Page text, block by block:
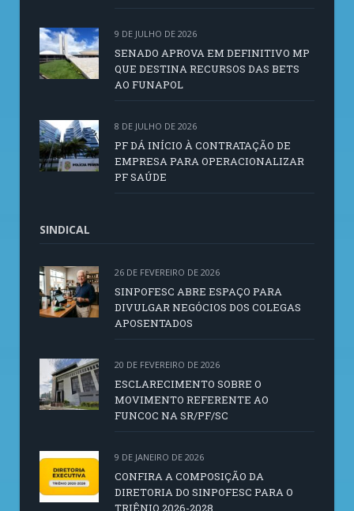
9 DE JULHO DE 2026
SENADO APROVA EM DEFINITIVO MP
QUE DESTINA RECURSOS DAS BETS
AO FUNAPOL
8 DE JULHO DE 2026
PF DÁ INÍCIO À CONTRATAÇÃO DE
EMPRESA PARA OPERACIONALIZAR
PF SAÚDE
SINDICAL
26 DE FEVEREIRO DE 2026
SINPOFESC ABRE ESPAÇO PARA
DIVULGAR NEGÓCIOS DOS COLEGAS
APOSENTADOS
20 DE FEVEREIRO DE 2026
ESCLARECIMENTO SOBRE O
MOVIMENTO REFERENTE AO
FUNCOC NA SR/PF/SC
9 DE JANEIRO DE 2026
CONFIRA A COMPOSIÇÃO DA
DIRETORIA DO SINPOFESC PARA O
TRIÊNIO 2026-2028